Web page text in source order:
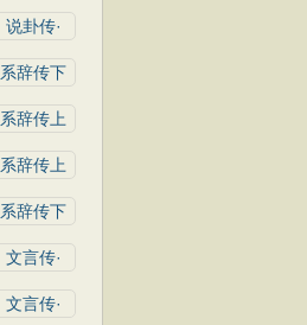
说卦传·
系辞传下
系辞传上
系辞传上
系辞传下
文言传·
文言传·